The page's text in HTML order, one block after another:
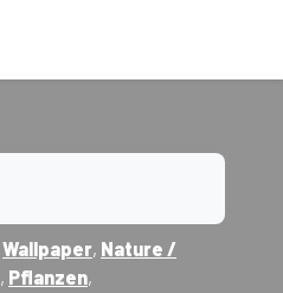
Wallpaper, Nature /
, Pflanzen,